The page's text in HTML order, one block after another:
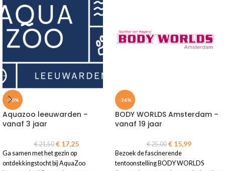
-20%
Aquazoo leeuwarden –
vanaf 3 jaar
€21,50 €17,25
Ga samen met het gezin op
ontdekkingstocht bij AquaZoo
-36%
BODY WORLDS Amsterdam –
vanaf 19 jaar
€25,00 €15,99
Bezoek de fascinerende
tentoonstelling BODY WORLDS